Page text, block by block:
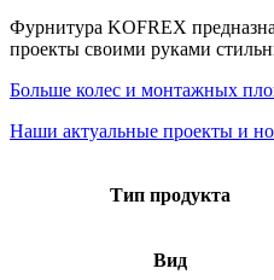
Фурнитура KOFREX
проекты своими руками
Больше колес и монтажных
Наши актуальные проекты и
Тип продукта
Вид